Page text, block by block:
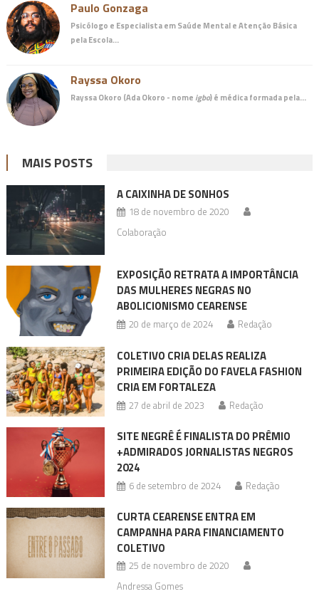
Paulo Gonzaga
Psicólogo e Especialista em Saúde Mental e Atenção Básica
pela Escola…
Rayssa Okoro
Rayssa Okoro (Ada Okoro - nome igbo) é médicaformada pela…
MAIS POSTS
A CAIXINHA DE SONHOS
18 de novembro de 2020
Colaboração
EXPOSIÇÃO RETRATA A IMPORTÂNCIA
DAS MULHERES NEGRAS NO
ABOLICIONISMO CEARENSE
20 de março de 2024 Redação
COLETIVO CRIA DELAS REALIZA
PRIMEIRA EDIÇÃO DO FAVELA FASHION
CRIA EM FORTALEZA
27 de abril de 2023 Redação
SITE NEGRÊ É FINALISTA DO PRÊMIO
+ADMIRADOS JORNALISTAS NEGROS
2024
6 de setembro de 2024 Redação
CURTA CEARENSE ENTRA EM
CAMPANHA PARA FINANCIAMENTO
COLETIVO
25 de novembro de 2020
Andressa Gomes